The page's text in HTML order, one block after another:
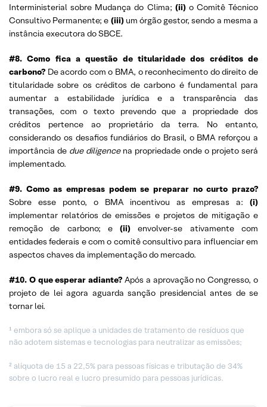
Interministerial sobre Mudança do Clima; (ii)o Comitê Técnico
Consultivo Permanente; e (iii)um órgão gestor, sendo a mesma a
instância executora do SBCE.
#8. Como fica a questão de titularidade dos créditos de
carbono? De acordo com o BMA, o reconhecimento do direito de
titularidade sobre os créditos de carbono é fundamental para
aumentar a estabilidade jurídica e a transparência das
transações, com o texto prevendo que a propriedade dos
créditos pertence ao proprietário da terra. No entanto,
considerando os desafios fundiários do Brasil, o BMA reforçou a
importância de due diligencena propriedade onde o projeto será
implementado.
#9. Como as empresas podem se preparar no curto prazo?
Sobre esse ponto, o BMA incentivou as empresas a: (i)
implementar relatórios de emissões e projetos de mitigação e
remoção de carbono; e(ii)envolver-se ativamente com
entidades federais e com o comitê consultivo para influenciar em
aspectos chaves da implementação do mercado.
#10. O que esperar adiante? Após a aprovação no Congresso, o
projeto de lei agora aguarda sanção presidencial antes de se
tornar lei.
¹ embora só se aplique a unidades de tratamento de resíduos que
não adotem sistemas e tecnologias para neutralizar as emissões;
² alíquota de 15 a 22,5% para pessoas físicas e tributação de 34%
sobre o lucro real e lucro presumido para pessoas jurídicas.